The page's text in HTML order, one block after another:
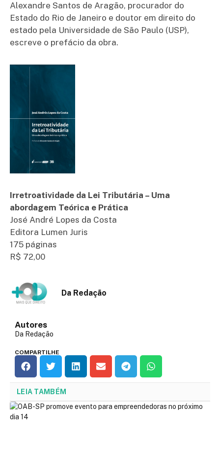
Alexandre Santos de Aragão, procurador do
Estado do Rio de Janeiro e doutor em direito do
estado pela Universidade de São Paulo (USP),
escreve o prefácio da obra.
Irretroatividade da Lei Tributária – Uma
abordagem Teórica e Prática
José André Lopes da Costa
Editora Lumen Juris
175 páginas
R$ 72,00
Da Redação
Autores
Da Redação
COMPARTILHE
LEIA TAMBÉM